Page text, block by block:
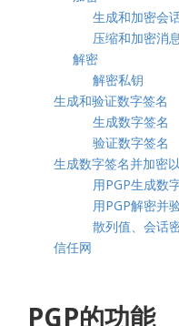
生成和加密会
压缩和加密消
解密
解密私钥
生成和验证数字签名
生成数字签名
验证数字签名
生成数字签名并加密
用PGP生成数
用PGP解密并
散列值、会话
信任网
PGP的功能